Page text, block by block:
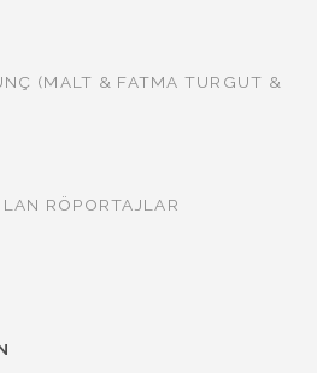
(MALT & FATMA TURGUT &
RÖPORTAJLAR